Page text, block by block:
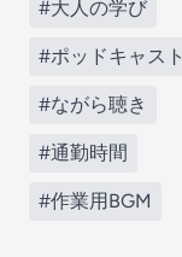
#大人の学び
#ポッドキャスト
#ながら聴き
#通勤時間
#作業用BGM